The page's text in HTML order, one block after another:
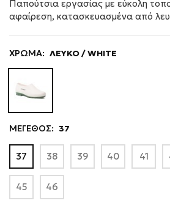
Παπούτσια εργασίας με εύκολη
αφαίρεση, κατασκευασμένα από
ΧΡΩΜΑ: ΛΕΥΚΟ / WHITE
ΜΕΓΕΘΟΣ: 37
37 38 39 40 41
45 46